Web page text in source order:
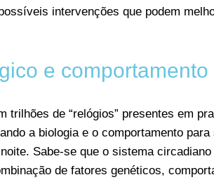
intervenções que podem
e
trilhões de “relógios” presentes em
a biologia e o comportamento para
Sabe-se que o sistema
de fatores genéticos,